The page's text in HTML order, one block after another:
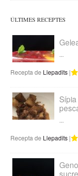
ÚLTIMES RECEPTES
...
Recepta de Llepadits |
...
Recepta de Llepadits |
sucre